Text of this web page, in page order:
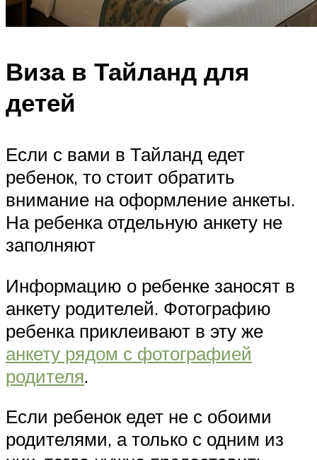
Виза в Тайланд для
детей
Если с вами в Тайланд едет
ребенок, то стоит обратить
внимание на оформление анкеты.
На ребенка отдельную анкету не
заполняют
Информацию о ребенке заносят в
анкету родителей. Фотографию
ребенка приклеивают в эту же
анкету рядом с фотографией
родителя.
Если ребенок едет не с обоими
родителями, а только с одним из